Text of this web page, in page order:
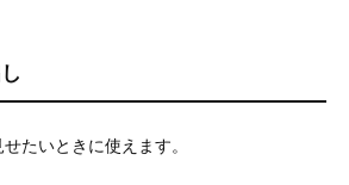
たいときに使えます。